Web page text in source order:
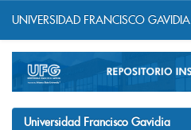
navigation
UNIVERSIDAD FRANCISCO GAVIDIA
Universidad Francisco Gavidia